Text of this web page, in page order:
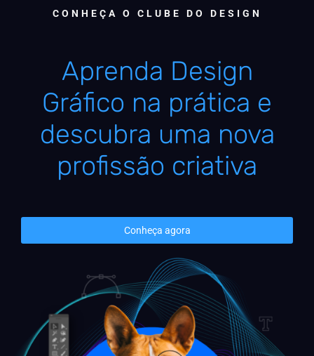
CONHEÇA O CLUBE DO DESIGN
Aprenda Design
Gráfico na prática e
descubra uma nova
profissão criativa
Conheça agora